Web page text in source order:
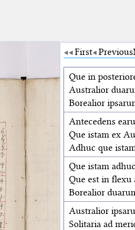
First Previous
Que in
Australior
Borealior
Antecedens
Que istam ex
Adhuc que
Que istam
Que est in flexu
Borealior
Australior
Solitaria ad